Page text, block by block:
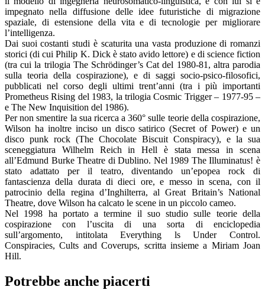
impegnato nella diffusione delle idee futuristiche di migrazione
spaziale, di estensione della vita e di tecnologie per migliorare
l’intelligenza.
Dai suoi costanti studi è scaturita una vasta produzione di romanzi
storici (di cui Philip K. Dick è stato avido lettore) e di science fiction
(tra cui la trilogia The Schrödinger’s Cat del 1980-81, altra parodia
sulla teoria della cospirazione), e di saggi socio-psico-filosofici,
pubblicati nel corso degli ultimi trent’anni (tra i più importanti
Prometheus Rising del 1983, la trilogia Cosmic Trigger – 1977-95 –
e The New Inquisition del 1986).
Per non smentire la sua ricerca a 360° sulle teorie della cospirazione,
Wilson ha inoltre inciso un disco satirico (Secret of Power) e un
disco punk rock (The Chocolate Biscuit Conspiracy), e la sua
sceneggiatura Wilhelm Reich in Hell è stata messa in scena
all’Edmund Burke Theatre di Dublino. Nel 1989 The Illuminatus! è
stato adattato per il teatro, diventando un’epopea rock di
fantascienza della durata di dieci ore, e messo in scena, con il
patrocinio della regina d’Inghilterra, al Great Britain’s National
Theatre, dove Wilson ha calcato le scene in un piccolo cameo.
Nel 1998 ha portato a termine il suo studio sulle teorie della
cospirazione con l’uscita di una sorta di enciclopedia
sull’argomento, intitolata Everything ls Under Control.
Conspiracies, Cults and Coverups, scritta insieme a Miriam Joan
Hill.
Potrebbe anche piacerti